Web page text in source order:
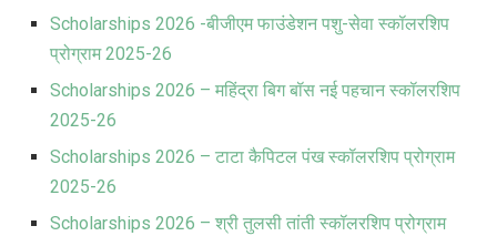
Scholarships 2026 -बीजीएम फाउंडेशन पशु-सेवा स्कॉलरशिप
प्रोग्राम 2025-26
Scholarships 2026 – महिंद्रा बिग बॉस नई पहचान स्कॉलरशिप
2025-26
Scholarships 2026 – टाटा कैपिटल पंख स्कॉलरशिप प्रोग्राम
2025-26
Scholarships 2026 – श्री तुलसी तांती स्कॉलरशिप प्रोग्राम